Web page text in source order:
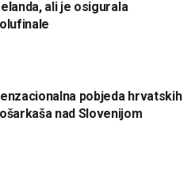
ali je osigurala
pobjeda hrvatskih
nad Slovenijom